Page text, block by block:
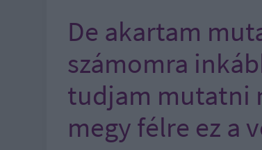
De akartam
számomra
tudjam mutatni
megy félre ez a